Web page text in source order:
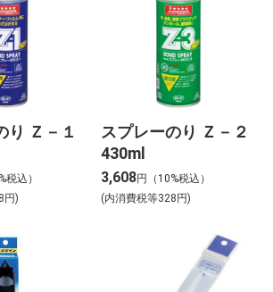
り Ｚ－１
税込）
円)
スプレーのり Ｚ－２
430ml
3,608円（10%税込）
(内消費税等328円)